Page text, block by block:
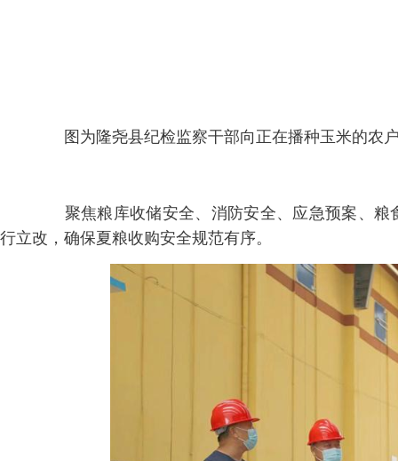
图为隆尧县纪检监察干部向正在播种玉米的农
聚焦粮库收储安全、消防安全、应急预案、粮
行立改，确保夏粮收购安全规范有序。